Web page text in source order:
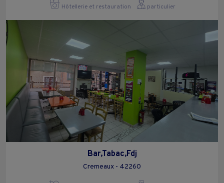
Hôtellerie et restauration particulier
Bar,Tabac,Fdj
Cremeaux - 42260